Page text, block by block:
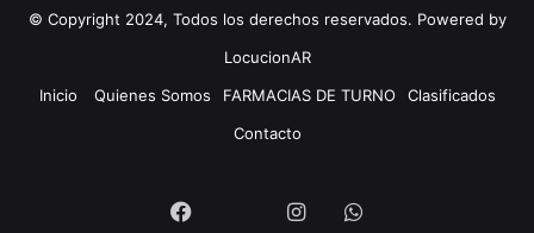
© Copyright 2024, Todos los derechos reservados. Powered by
LocucionAR
Inicio
Quienes Somos FARMACIAS DE TURNO
Clasificados
Contacto
Facebook InstagramWhatsapp